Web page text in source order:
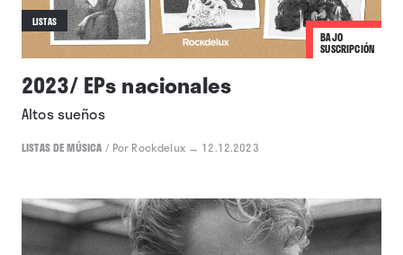
BAJO
SUSCRIPCIÓN
LISTAS
2023/ EPs nacionales
Altos sueños
LISTAS DE MÚSICA / Por Rockdelux → 12.12.2023